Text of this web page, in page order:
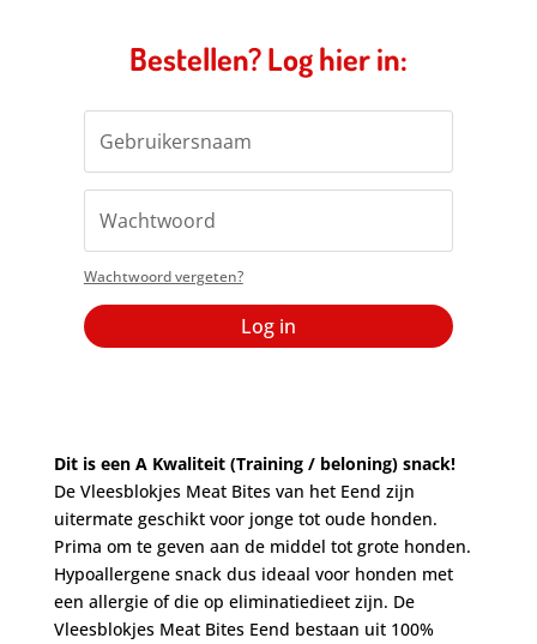
Bestellen? Log hier in:
Wachtwoord vergeten?
Log in
Dit is een A Kwaliteit (Training / beloning) snack!
De Vleesblokjes Meat Bites van het Eend zijn
uitermate geschikt voor jonge tot oude honden.
Prima om te geven aan de middel tot grote honden.
Hypoallergene snack dus ideaal voor honden met
een allergie of die op eliminatiedieet zijn. De
Vleesblokjes Meat Bites Eend bestaan uit 100%